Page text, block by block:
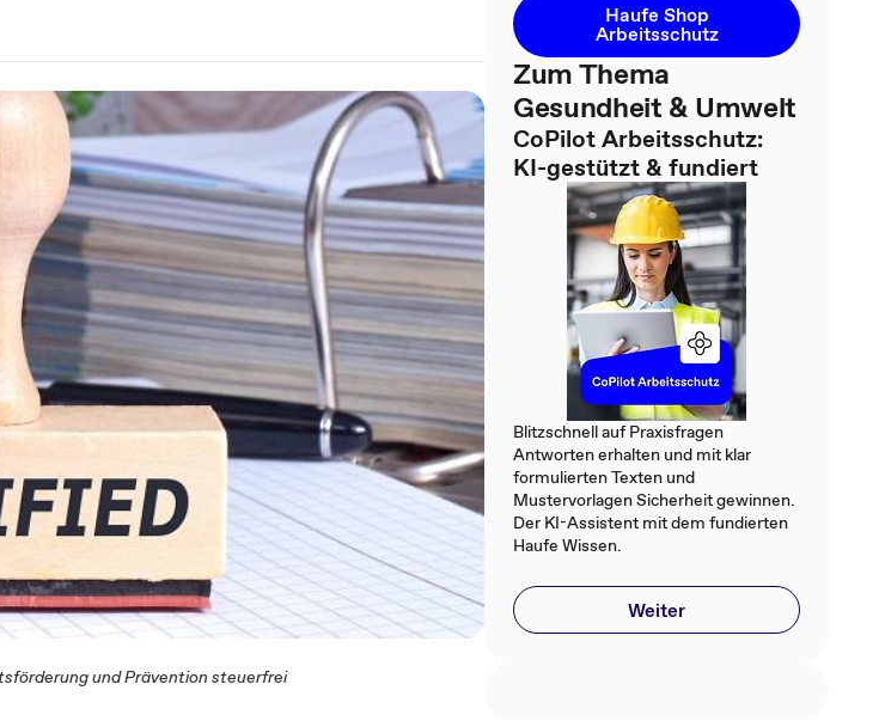
und Prävention steuerfrei
Haufe Shop
Arbeitsschutz
Zum Thema
Gesundheit & Umwelt
CoPilot Arbeitsschutz:
KI-gestützt & fundiert
Blitzschnell auf Praxisfragen
Antworten erhalten und mit klar
formulierten Texten und
Mustervorlagen Sicherheit gewinnen.
Der KI-Assistent mit dem fundierten
Haufe Wissen.
Weiter